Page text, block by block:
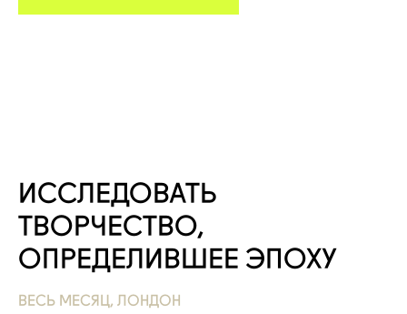
ИССЛЕДОВАТЬ
ТВОРЧЕСТВО,
ОПРЕДЕЛИВШЕЕ ЭПОХУ
ВЕСЬ МЕСЯЦ, ЛОНДОН